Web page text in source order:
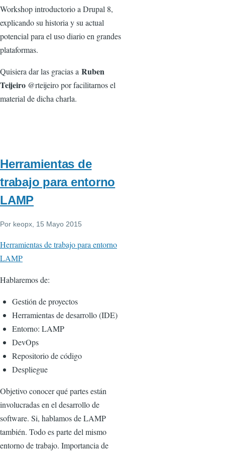
Workshop introductorio a Drupal 8,
explicando su historia y su actual
potencial para el uso diario en grandes
plataformas.
Quisiera dar las gracias a Ruben
Teijeiro @rteijeiro por facilitarnos el
material de dicha charla.
Herramientas de
trabajo para entorno
LAMP
Por keopx , 15 Mayo 2015
Herramientas de trabajo para entorno
LAMP
Hablaremos de:
Gestión de proyectos
Herramientas de desarrollo (IDE)
Entorno: LAMP
DevOps
Repositorio de código
Despliegue
Objetivo conocer qué partes están
involucradas en el desarrollo de
software. Si, hablamos de LAMP
también. Todo es parte del mismo
entorno de trabajo. Importancia de